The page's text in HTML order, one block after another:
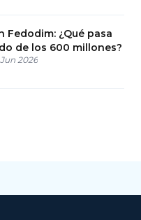
Fedodim: ¿Qué pasa
de los 600 millones?
2026